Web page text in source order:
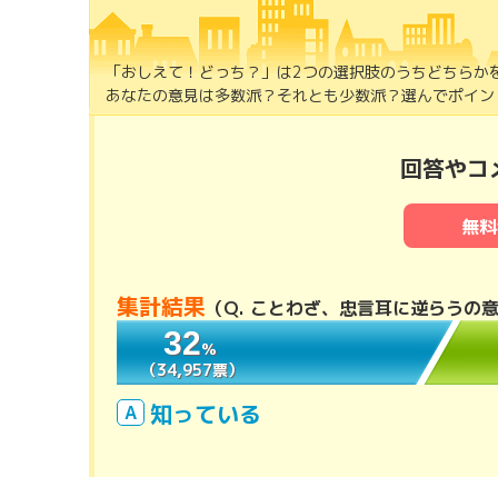
「おしえて！どっち？」は2つの選択肢のうちどちら
あなたの意見は多数派？それとも少数派？選んでポイ
回答やコ
無
集計結果 （Q. ことわざ、忠言耳に逆らうの
32％
（34,957票）
32％
（34,957票）
A 知っている